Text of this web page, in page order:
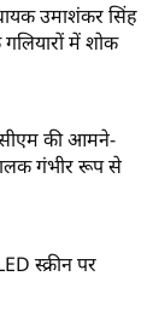
उमाशंकर सिंह
में शोक
की आमने-
गंभीर रूप से
स्क्रीन पर